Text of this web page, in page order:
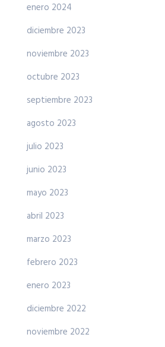
enero 2024
diciembre 2023
noviembre 2023
octubre 2023
septiembre 2023
agosto 2023
julio 2023
junio 2023
mayo 2023
abril 2023
marzo 2023
febrero 2023
enero 2023
diciembre 2022
noviembre 2022